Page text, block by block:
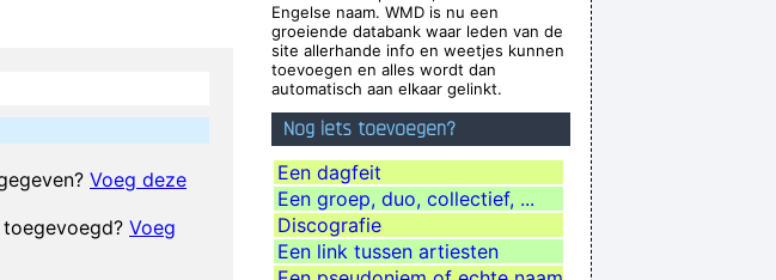
sent by God, endowed with a mysterious power to create a new human
species, a young race of laughing freemen ~ Timothy Leary
And Everything That Goes Along With With Your Self Esteem
than anything else that ever happened, and vice versa.~ Frank Zappa
and go´ Hmmm, yeah. fair enough. gotta go home now~ Noel Gallagher
have a damn thing to do with the money. You're the real prize. The
lottery was just a bonus ~ Jeff Porcaro
Voeg deze
Voeg
Engelse naam. WMD is nu een
groeiende databank waar leden van de
site allerhande info en weetjes kunnen
toevoegen en alles wordt dan
automatisch aan elkaar gelinkt.
Nog iets toevoegen?
Een dagfeit
Een groep, duo, collectief, ...
Discografie
Een link tussen artiesten